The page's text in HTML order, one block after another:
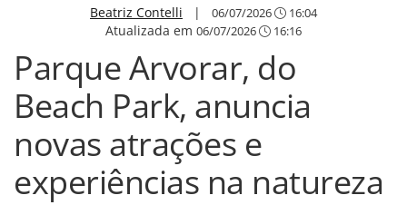
Beatriz Contelli | 06/07/2026 16:04
Atualizada em 06/07/2026 16:16
Parque Arvorar, do
Beach Park, anuncia
novas atrações e
experiências na natureza